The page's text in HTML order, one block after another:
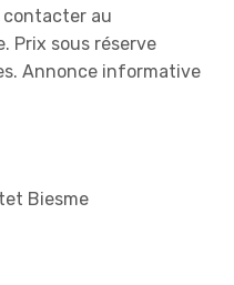
contacter au
Prix sous réserve
Annonce informative
Biesme